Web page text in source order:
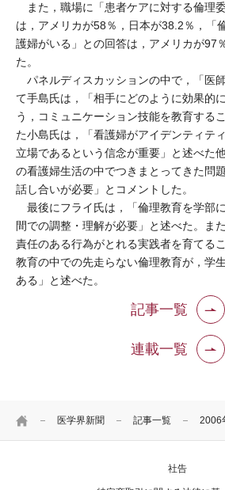
HOME 医学界新聞 記事一覧 2006
また，職場に「患者ケアに対する倫理
は，アメリカが58％，日本が38.2％，「
護婦がいる」との回答は，アメリカが97
た。
パネルディスカッションの中で，「医
て手島氏は，「相手にどのように効果的
う，コミュニケーション技能を教育する
た小島氏は，「看護婦がアイデンティテ
立場であるという信念が重要」と述べた
の看護婦生活の中でつきまとってきた問
話し合いが必要」とコメントした。
最後にフライ氏は，「倫理教育を学部
間での調整・理解が必要」と述べた。ま
責任のある行為がとれる実践者を育てる
教育の中での先走らない倫理教育が，学
ある」と述べた。
記事一覧
連載一覧
社告